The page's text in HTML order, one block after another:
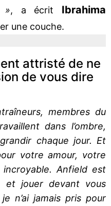
», a écrit Ibrahima
une couche.
attristé de ne
de vous dire
membres du
dans l’ombre,
chaque jour. Et
votre amour, votre
Anfield est
et jouer devant vous
n’ai jamais pris pour